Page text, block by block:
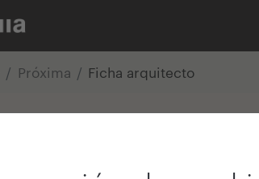
Próxima Ficha arquitecto